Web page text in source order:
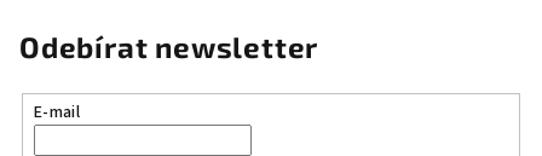
Odebírat newsletter
E-mail